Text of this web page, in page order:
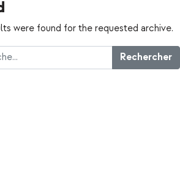
were found for the requested archive.
Rechercher